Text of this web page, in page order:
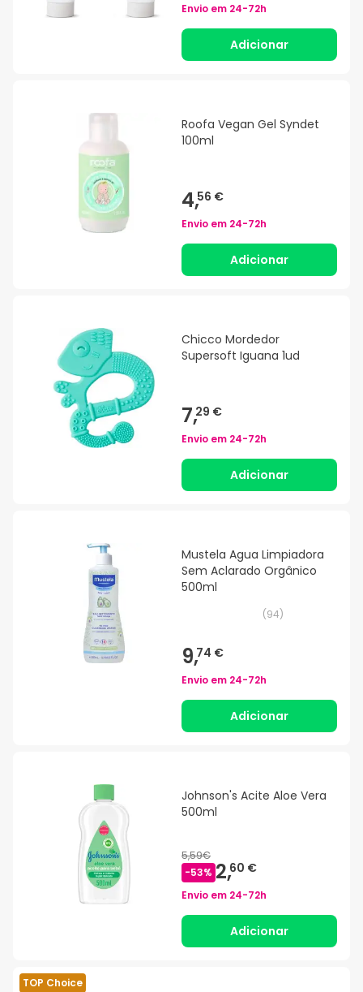
Envio em 24-72h
Adicionar
Roofa Vegan Gel Syndet
100ml
4,56 €
Envio em 24-72h
Adicionar
Chicco Mordedor
Supersoft Iguana 1ud
7,29 €
Envio em 24-72h
Adicionar
Mustela Agua Limpiadora
Sem Aclarado Orgânico
500ml
(94)
9,74 €
Envio em 24-72h
Adicionar
Johnson's Acite Aloe Vera
500ml
5,59€
-53% 2,60 €
Envio em 24-72h
Adicionar
TOP Choice